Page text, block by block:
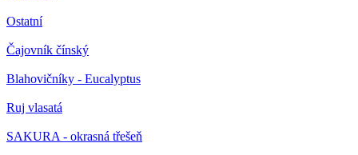
Ostatní
Čajovník čínský
Blahovičníky - Eucalyptus
Ruj vlasatá
SAKURA - okrasná třešeň